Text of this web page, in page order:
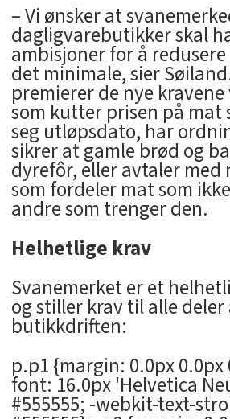
– Vi ønsker at
dagligvarebutikker skal
ambisjoner for å
det minimale, sier
premierer de nye
som kutter prisen på
seg utløpsdato, har
sikrer at gamle brød og
dyrefôr, eller avtaler
som fordeler mat som
andre som trenger den.
Helhetlige krav
Svanemerket er et
og stiller krav til alle deler
butikkdriften:
p.p1 {margin: 0.0px 0.0px
font: 16.0px 'Helvetica
#555555; -webkit-text-